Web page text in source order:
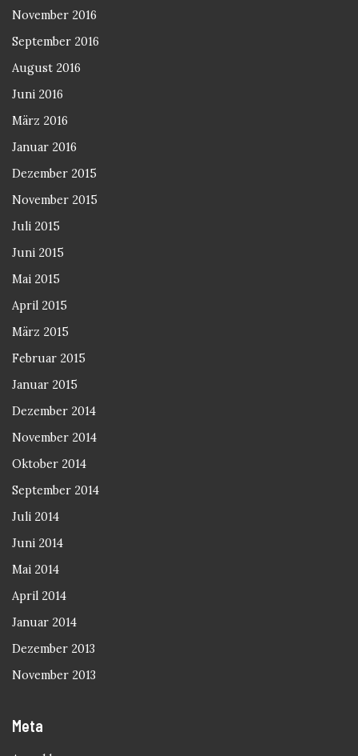
November 2016
September 2016
August 2016
Juni 2016
März 2016
Januar 2016
Dezember 2015
November 2015
Juli 2015
Juni 2015
Mai 2015
April 2015
März 2015
Februar 2015
Januar 2015
Dezember 2014
November 2014
Oktober 2014
September 2014
Juli 2014
Juni 2014
Mai 2014
April 2014
Januar 2014
Dezember 2013
November 2013
Meta